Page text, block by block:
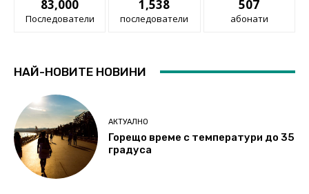
83,000
Последователи
1,538
последователи
507
абонати
НАЙ-НОВИТЕ НОВИНИ
АКТУАЛНО
Горещо време с температури до 35
градуса